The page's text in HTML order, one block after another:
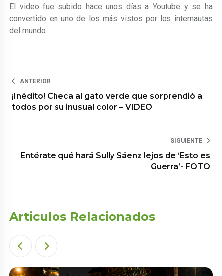
El video fue subido hace unos días a Youtube y se ha
convertido en uno de los más vistos por los internautas
del mundo.
ANTERIOR
¡Inédito! Checa al gato verde que sorprendió a
todos por su inusual color – VIDEO
SIGUIENTE
Entérate qué hará Sully Sáenz lejos de ‘Esto es
Guerra’- FOTO
Articulos Relacionados